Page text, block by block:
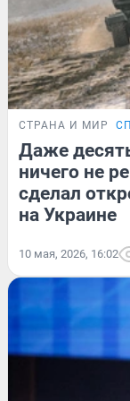
СТРАНА И МИР
Даже
ничего не
сделал
на Украине
10 мая, 2026, 16:02